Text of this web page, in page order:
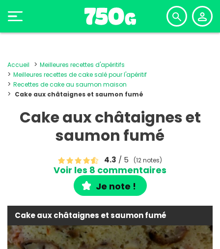
Accueil
Meilleures recettes d'apéritifs
Meilleures recettes de cake salé pour l'apéritif
Recettes de cake au saumon maison
Cake aux châtaignes et saumon fumé
Cake aux châtaignes et
saumon fumé
4.3 / 5 (12 notes)
Voir les 8 commentaires
Je note !
Cake aux châtaignes et saumon fumé